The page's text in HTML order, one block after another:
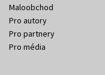
Maloobchod
Pro autory
Pro partnery
Pro média